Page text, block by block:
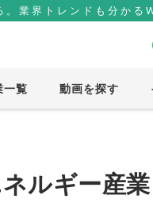
業界トレンドも分かる
一覧 動画を探す
ルギー産業